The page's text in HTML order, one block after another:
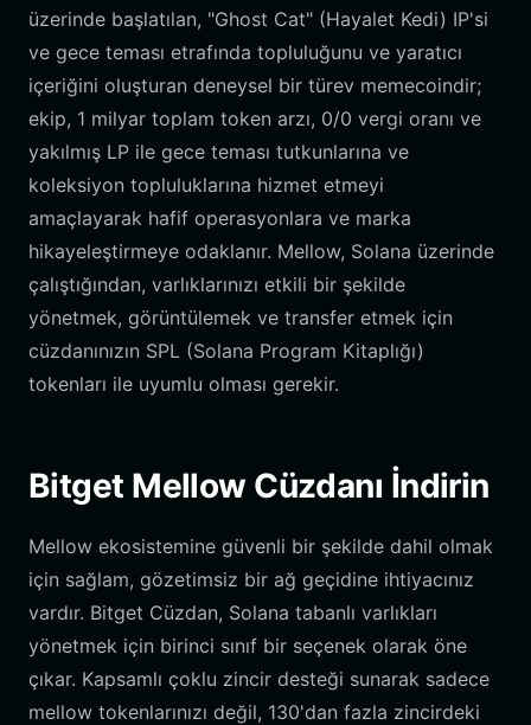
üzerinde başlatılan, "Ghost Cat" (Hayalet Kedi) IP'si
ve gece teması etrafında topluluğunu ve yaratıcı
içeriğini oluşturan deneysel bir türev memecoindir;
ekip, 1 milyar toplam token arzı, 0/0 vergi oranı ve
yakılmış LP ile gece teması tutkunlarına ve
koleksiyon topluluklarına hizmet etmeyi
amaçlayarak hafif operasyonlara ve marka
hikayeleştirmeye odaklanır. Mellow, Solana üzerinde
çalıştığından, varlıklarınızı etkili bir şekilde
yönetmek, görüntülemek ve transfer etmek için
cüzdanınızın SPL (Solana Program Kitaplığı)
tokenları ile uyumlu olması gerekir.
Bitget Mellow Cüzdanı İndirin
Mellow ekosistemine güvenli bir şekilde dahil olmak
için sağlam, gözetimsiz bir ağ geçidine ihtiyacınız
vardır. Bitget Cüzdan, Solana tabanlı varlıkları
yönetmek için birinci sınıf bir seçenek olarak öne
çıkar. Kapsamlı çoklu zincir desteği sunarak sadece
mellow tokenlarınızı değil, 130'dan fazla zincirdeki